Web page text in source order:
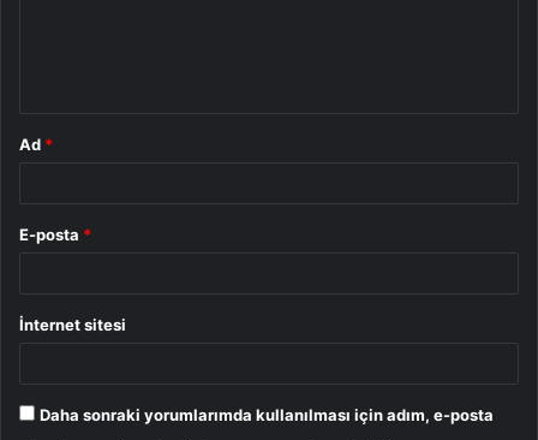
Ad *
E-posta *
İnternet sitesi
Daha sonraki yorumlarımda kullanılması için adım, e-posta